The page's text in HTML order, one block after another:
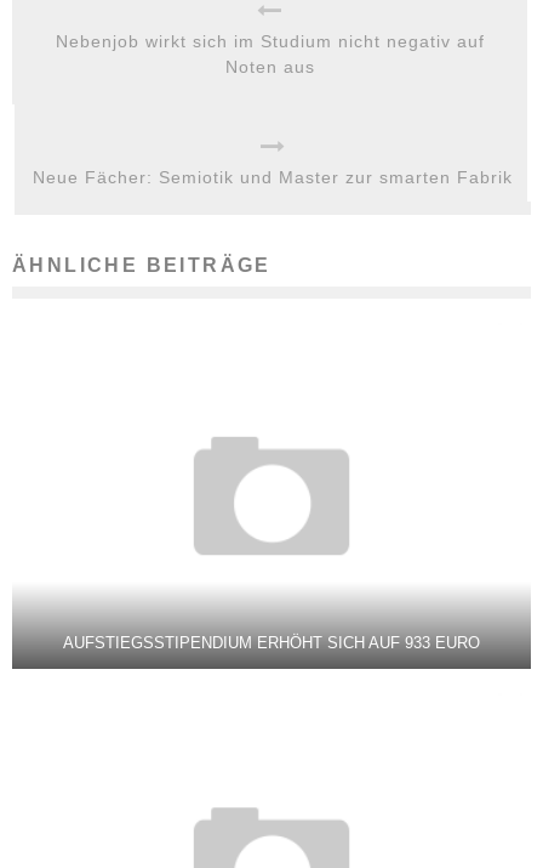
Nebenjob wirkt sich im Studium nicht negativ auf
Noten aus
Neue Fächer: Semiotik und Master zur smarten Fabrik
ÄHNLICHE BEITRÄGE
AUFSTIEGSSTIPENDIUM ERHÖHT SICH AUF 933 EURO